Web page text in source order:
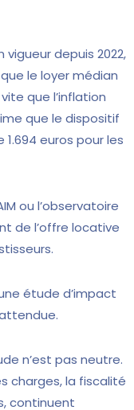
vigueur depuis 2022,
le loyer médian
que l’inflation
que le dispositif
euros pour les
ou l’observatoire
de l’offre locative
étude d’impact
n’est pas neutre.
charges, la fiscalité
continuent